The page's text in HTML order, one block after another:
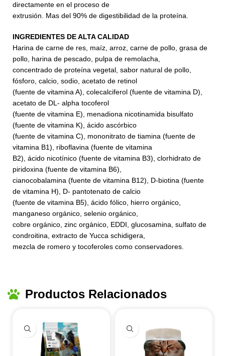
directamente en el proceso de
extrusión. Mas del 90% de digestibilidad de la proteína.
INGREDIENTES DE ALTA CALIDAD
Harina de carne de res, maíz, arroz, carne de pollo, grasa de
pollo, harina de pescado, pulpa de remolacha,
concentrado de proteína vegetal, sabor natural de pollo,
fósforo, calcio, sodio, acetato de retinol
(fuente de vitamina A), colecalciferol (fuente de vitamina D),
acetato de DL- alpha tocoferol
(fuente de vitamina E), menadiona nicotinamida bisulfato
(fuente de vitamina K), ácido ascórbico
(fuente de vitamina C), mononitrato de tiamina (fuente de
vitamina B1), riboflavina (fuente de vitamina
B2), ácido nicotínico (fuente de vitamina B3), clorhidrato de
piridoxina (fuente de vitamina B6),
cianocobalamina (fuente de vitamina B12), D-biotina (fuente
de vitamina H), D- pantotenato de calcio
(fuente de vitamina B5), ácido fólico, hierro orgánico,
manganeso orgánico, selenio orgánico,
cobre orgánico, zinc orgánico, EDDI, glucosamina, sulfato de
condroitina, extracto de Yucca schidigera,
mezcla de romero y tocoferoles como conservadores.
Productos Relacionados